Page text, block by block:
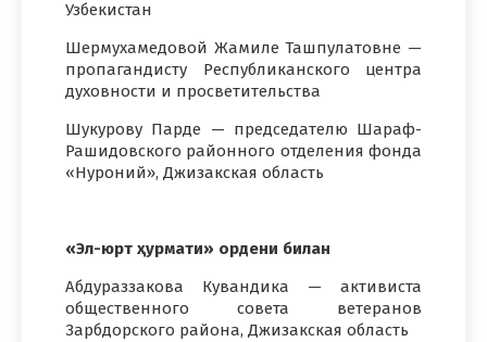
Узбекистан
Шермухамедовой Жамиле Ташпулатовне —
пропагандисту Республиканского центра
духовности и просветительства
Шукурову Парде — председателю Шараф-
Рашидовского районного отделения фонда
«Нуроний», Джизакская область
«Эл-юрт ҳурмати» ордени билан
Абдураззакова Кувандика — активиста
общественного совета ветеранов
Зарбдорского района, Джизакская область